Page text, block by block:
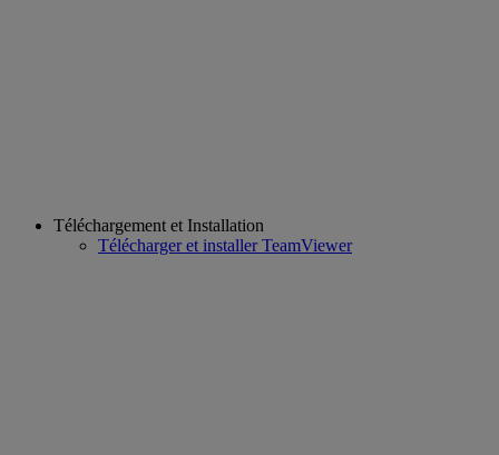
Téléchargement et Installation
Télécharger et installer TeamViewer